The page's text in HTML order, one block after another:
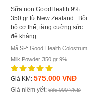
Sữa non GoodHealth 9%
350 gr từ New Zealand : Bồi
bổ cơ thể, tăng cường sức
đề kháng
Mã SP: Good Health Colostrum
Milk Powder 350 gr 9%
Giá KM: 575.000 VNĐ
Giá niêm yết:585.000 VNĐ